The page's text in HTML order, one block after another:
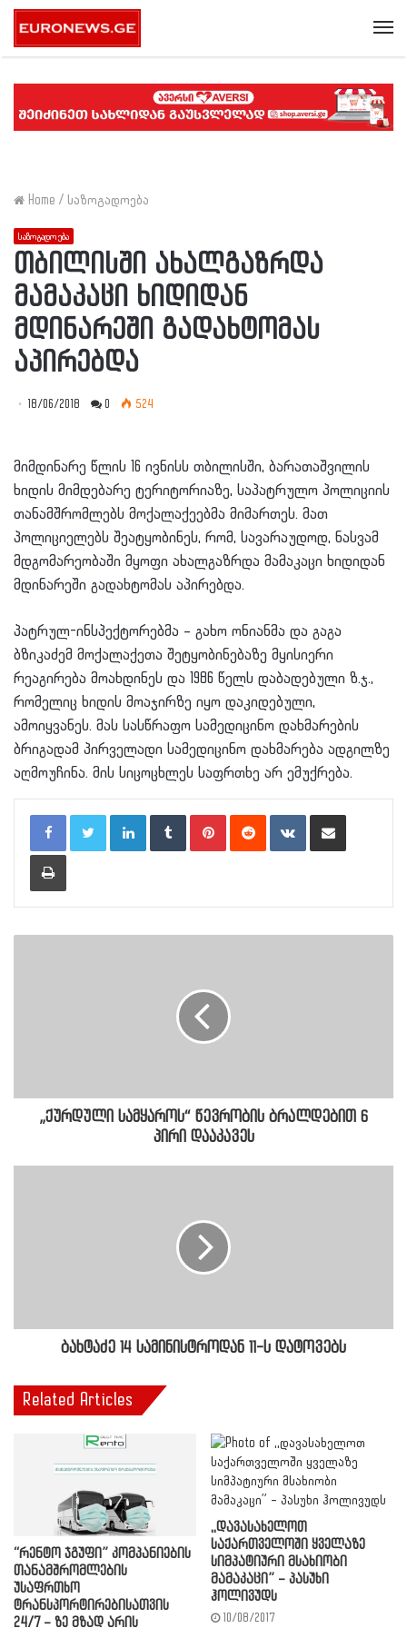
Home / საზოგადოება
საზოგადოება
თბილისში ახალგაზრდა
მამაკაცი ხიდიდან
მდინარეში გადახტომას
აპირებდა
18/06/2018 0 524
მიმდინარე წლის 16 ივნისს თბილისში, ბარათაშვილის
ხიდის მიმდებარე ტერიტორიაზე, საპატრულო პოლიციის
თანამშრომლებს მოქალაქეებმა მიმართეს. მათ
პოლიციელებს შეატყობინეს, რომ, სავარაუდოდ, ნასვამ
მდგომარეობაში მყოფი ახალგაზრდა მამაკაცი ხიდიდან
მდინარეში გადახტომას აპირებდა.
პატრულ-ინსპექტორებმა – გახო ონიანმა და გაგა
ბზიკაძემ მოქალაქეთა შეტყობინებაზე მყისიერი
რეაგირება მოახდინეს და 1986 წელს დაბადებული ზ.ჯ.,
რომელიც ხიდის მოაჯირზე იყო დაკიდებული,
ამოიყვანეს. მას სასწრაფო სამედიცინო დახმარების
ბრიგადამ პირველადი სამედიცინო დახმარება ადგილზე
აღმოუჩინა. მის სიცოცხლეს საფრთხე არ ემუქრება.
LinkedInTumblr PinterestReddit VKontakteShare via Email
Print
„ქურდული სამყაროს“ წევრობის ბრალდებით 6
პირი დააკავეს
ბახტაძე 14 სამინისტროდან 11-ს დატოვებს
Related Articles
“რენტო ჯგუფი” კომპანიების
თანამშრომლების
უსაფრთხო
ტრანსპორტირებისათვის
24/7 – ზე მზად არის
,,დავასახელოთ
საქართველოში ყველაზე
სიმპატიური მსახიობი
მამაკაცი” – პასუხი
ჰოლივუდს
10/08/2017